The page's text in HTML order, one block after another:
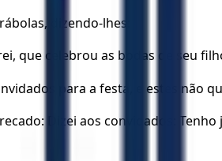
dizendo-lhes:
que celebrou as bodas de seu
para a festa, e estes não
Dizei aos convidados: